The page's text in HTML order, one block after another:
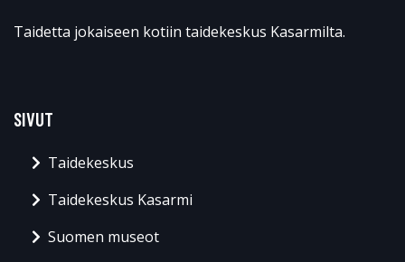
Taidetta jokaiseen kotiin taidekeskus Kasarmilta.
SIVUT
Taidekeskus
Taidekeskus Kasarmi
Suomen museot